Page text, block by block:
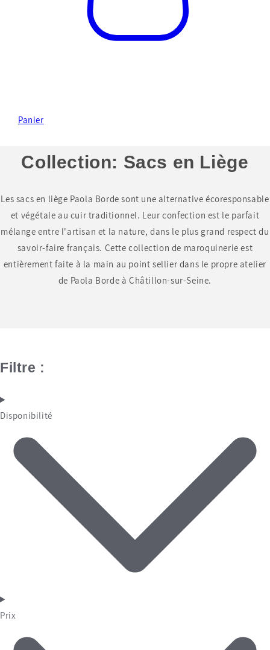
Panier
Collection: Sacs en Liège
Les sacs en liège Paola Borde sont une alternative écoresponsable
et végétale au cuir traditionnel. Leur confection est le parfait
mélange entre l'artisan et la nature, dans le plus grand respect du
savoir-faire français. Cette collection de maroquinerie est
entièrement faite à la main au point sellier dans le propre atelier
de Paola Borde à Châtillon-sur-Seine.
Filtre :
Disponibilité
Prix